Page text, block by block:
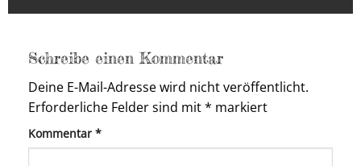
Schreibe einen Kommentar
Deine E-Mail-Adresse wird nicht veröffentlicht.
Erforderliche Felder sind mit* markiert
Kommentar *